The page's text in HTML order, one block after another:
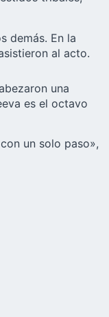
demás. En la
al acto.
una
es el octavo
un solo paso»,